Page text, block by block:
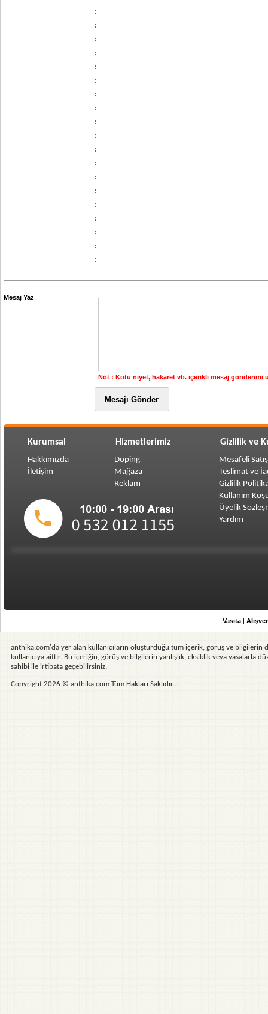
:
:
:
:
:
:
:
:
:
:
:
:
:
:
:
:
:
:
:
Mesaj Yaz
Not : Kötü niyet, hakaret vb. içerikli mesaj gönderimi
Kurumsal Hizmetlerimiz Gizlilik ve
Hakkımızda
İletişim
Doping
Mağaza
Reklam
Mesafeli
Teslimat ve
Gizlilik
Kullanım
Üyelik
Yardım
anthika.com'da yer alan kullanıcıların oluşturduğu tüm içerik, görüş ve
kullanıcıya aittir. Bu içeriğin, görüş ve bilgilerin yanlışlık, eksiklik veya yasalarla
sahibi ile irtibata geçebilirsiniz.
Copyright 2026 © anthika.com Tüm Hakları Saklıdır...
Vasıta |